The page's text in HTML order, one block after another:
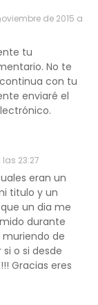
de 2015 a
tu
No te
con tu
enviaré el
23:27
eran un
titulo y un
un dia me
durante
muriendo de
o si desde
Gracias eres